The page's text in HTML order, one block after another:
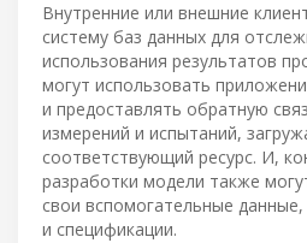
Внутренние или внешние
систему баз данных для
использования результатов
могут использовать
и предоставлять обратную
измерений и испытаний,
соответствующий ресурс. И,
разработки модели также
свои вспомогательные
и спецификации.